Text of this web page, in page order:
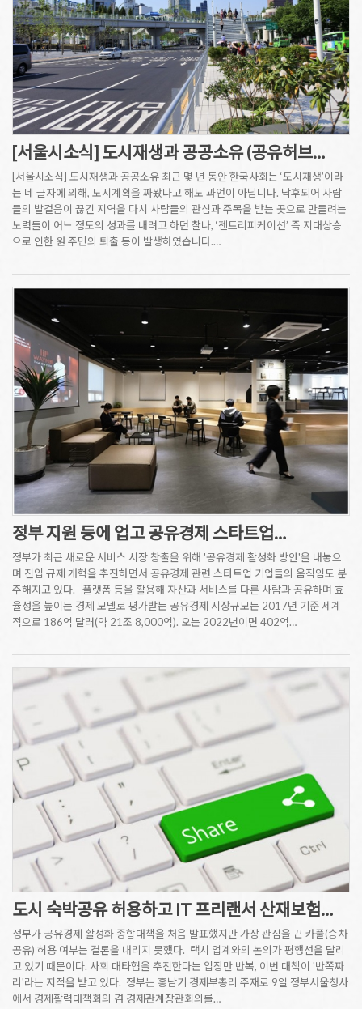
[서울시소식] 도시재생과 공공소유 (공유허브…
[서울시소식] 도시재생과 공공소유 최근 몇 년 동안 한국사회는 ‘도시재생’이라
는 네 글자에 의해, 도시계획을 짜왔다고 해도 과언이 아닙니다. 낙후되어 사람
들의 발걸음이 끊긴 지역을 다시 사람들의 관심과 주목을 받는 곳으로 만들려는
노력들이 어느 정도의 성과를 내려고 하던 찰나, ‘젠트리피케이션’ 즉 지대상승
으로 인한 원 주민의 퇴출 등이 발생하였습니다.…
정부 지원 등에 업고 공유경제 스타트업…
정부가 최근 새로운 서비스 시장 창출을 위해 '공유경제 활성화 방안'을 내놓으
며 진입 규제 개혁을 추진하면서 공유경제 관련 스타트업 기업들의 움직임도 분
주해지고 있다. 플랫폼 등을 활용해 자산과 서비스를 다른 사람과 공유하며 효
율성을 높이는 경제 모델로 평가받는 공유경제 시장규모는 2017년 기준 세계
적으로 186억 달러(약 21조 8,000억). 오는 2022년이면 402억…
도시 숙박공유 허용하고 IT 프리랜서 산재보험…
정부가 공유경제 활성화 종합대책을 처음 발표했지만 가장 관심을 끈 카풀(승차
공유) 허용 여부는 결론을 내리지 못했다. 택시 업계와의 논의가 평행선을 달리
고 있기 때문이다. 사회 대타협을 추진한다는 입장만 반복, 이번 대책이 '반쪽짜
리'라는 지적을 받고 있다. 정부는 홍남기 경제부총리 주재로 9일 정부서울청사
에서 경제활력대책회의 겸 경제관계장관회의를…